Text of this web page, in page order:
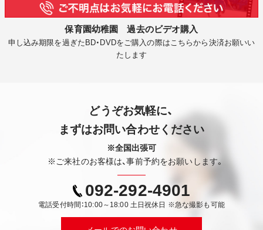
保育園幼稚園 過去のビデオ購入
申し込み期限を過ぎたBD・DVDをご購入の際はこちらから決済お願いい
たします
どうぞお気軽に、
まずはお問い合わせください
※全国出張可
※ご来社のお客様は、事前予約をお願いします。
092-292-4901
電話受付時間：10:00～18:00 土日祝休日 ※急な撮影も可能